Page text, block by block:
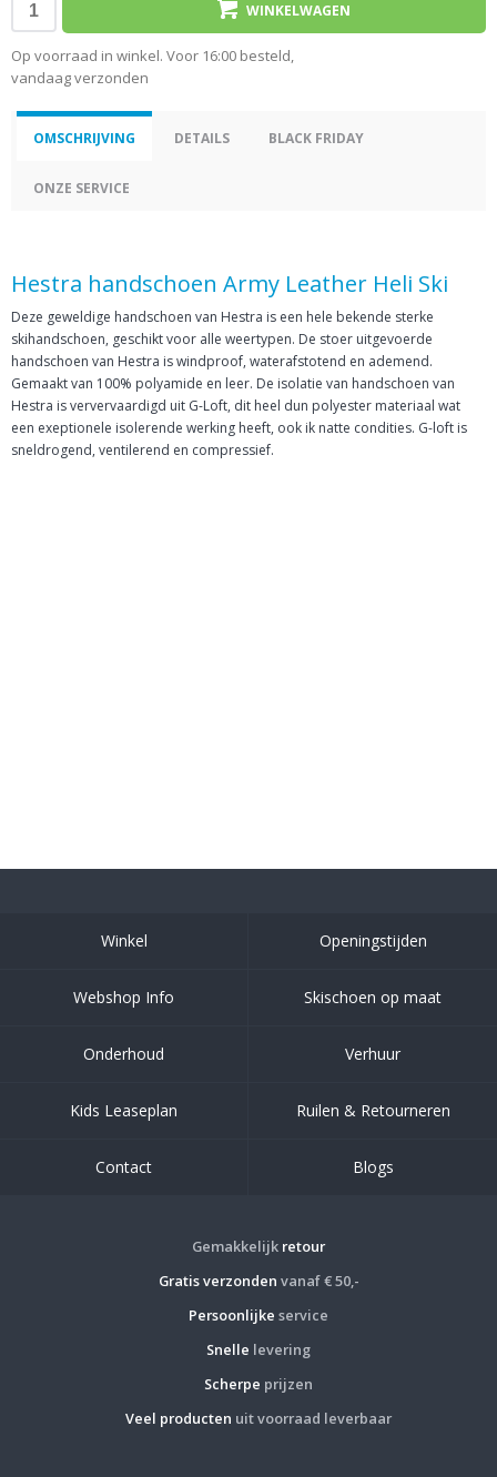
WINKELWAGEN
Op voorraad in winkel. Voor 16:00 besteld,
vandaag verzonden
OMSCHRIJVING DETAILS BLACK FRIDAY
ONZE SERVICE
Hestra handschoen Army Leather Heli Ski
Deze geweldige handschoen van Hestra is een hele bekende sterke
skihandschoen, geschikt voor alle weertypen. De stoer uitgevoerde
handschoen van Hestra is windproof, waterafstotend en ademend.
Gemaakt van 100% polyamide en leer. De isolatie van handschoen van
Hestra is ververvaardigd uit G-Loft, dit heel dun polyester materiaal wat
een exeptionele isolerende werking heeft, ook ik natte condities. G-loft is
sneldrogend, ventilerend en compressief.
Winkel Openingstijden
Webshop Info Skischoen op maat
Onderhoud Verhuur
Kids Leaseplan Ruilen & Retourneren
Contact Blogs
Gemakkelijk retour
Gratis verzonden vanaf € 50,-
Persoonlijke service
Snelle levering
Scherpe prijzen
Veel producten uit voorraad leverbaar